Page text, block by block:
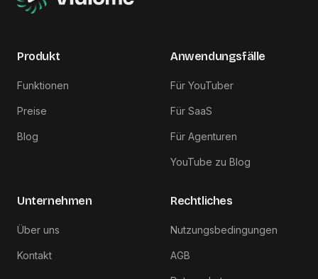
Produkt
Funktionen
Preise
Blog
Anwendungsfälle
Für YouTuber
Für SaaS
Für Agenturen
YouTube zu Blog
Unternehmen
Über uns
Kontakt
Rechtliches
Nutzungsbedingungen
AGB